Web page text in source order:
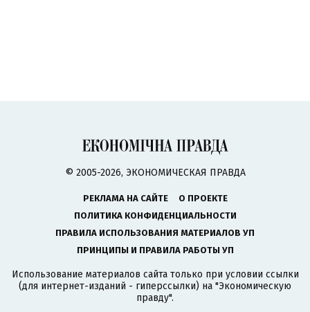
© 2005-2026, ЭКОНОМИЧЕСКАЯ ПРАВДА
РЕКЛАМА НА САЙТЕ
О ПРОЕКТЕ
ПОЛИТИКА КОНФИДЕНЦИАЛЬНОСТИ
ПРАВИЛА ИСПОЛЬЗОВАНИЯ МАТЕРИАЛОВ УП
ПРИНЦИПЫ И ПРАВИЛА РАБОТЫ УП
Использование материалов сайта только при условии ссылки
(для интернет-изданий - гиперссылки) на "Экономическую
правду".